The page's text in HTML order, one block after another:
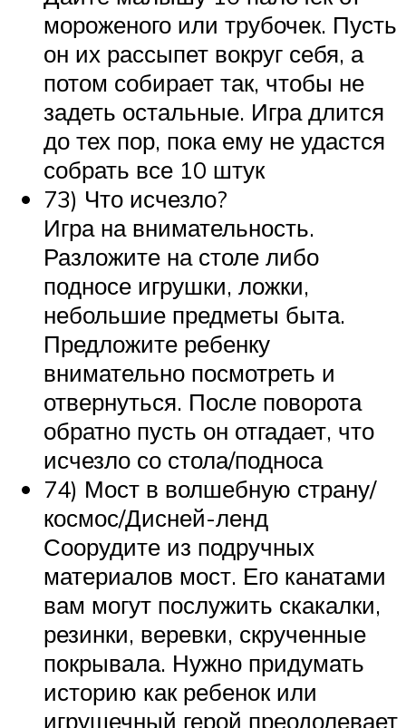
мороженого или трубочек. Пусть
он их рассыпет вокруг себя, а
потом собирает так, чтобы не
задеть остальные. Игра длится
до тех пор, пока ему не удастся
собрать все 10 штук
73) Что исчезло?
Игра на внимательность.
Разложите на столе либо
подносе игрушки, ложки,
небольшие предметы быта.
Предложите ребенку
внимательно посмотреть и
отвернуться. После поворота
обратно пусть он отгадает, что
исчезло со стола/подноса
74) Мост в волшебную страну/
космос/Дисней-ленд
Соорудите из подручных
материалов мост. Его канатами
вам могут послужить скакалки,
резинки, веревки, скрученные
покрывала. Нужно придумать
историю как ребенок или
игрушечный герой преодолевает